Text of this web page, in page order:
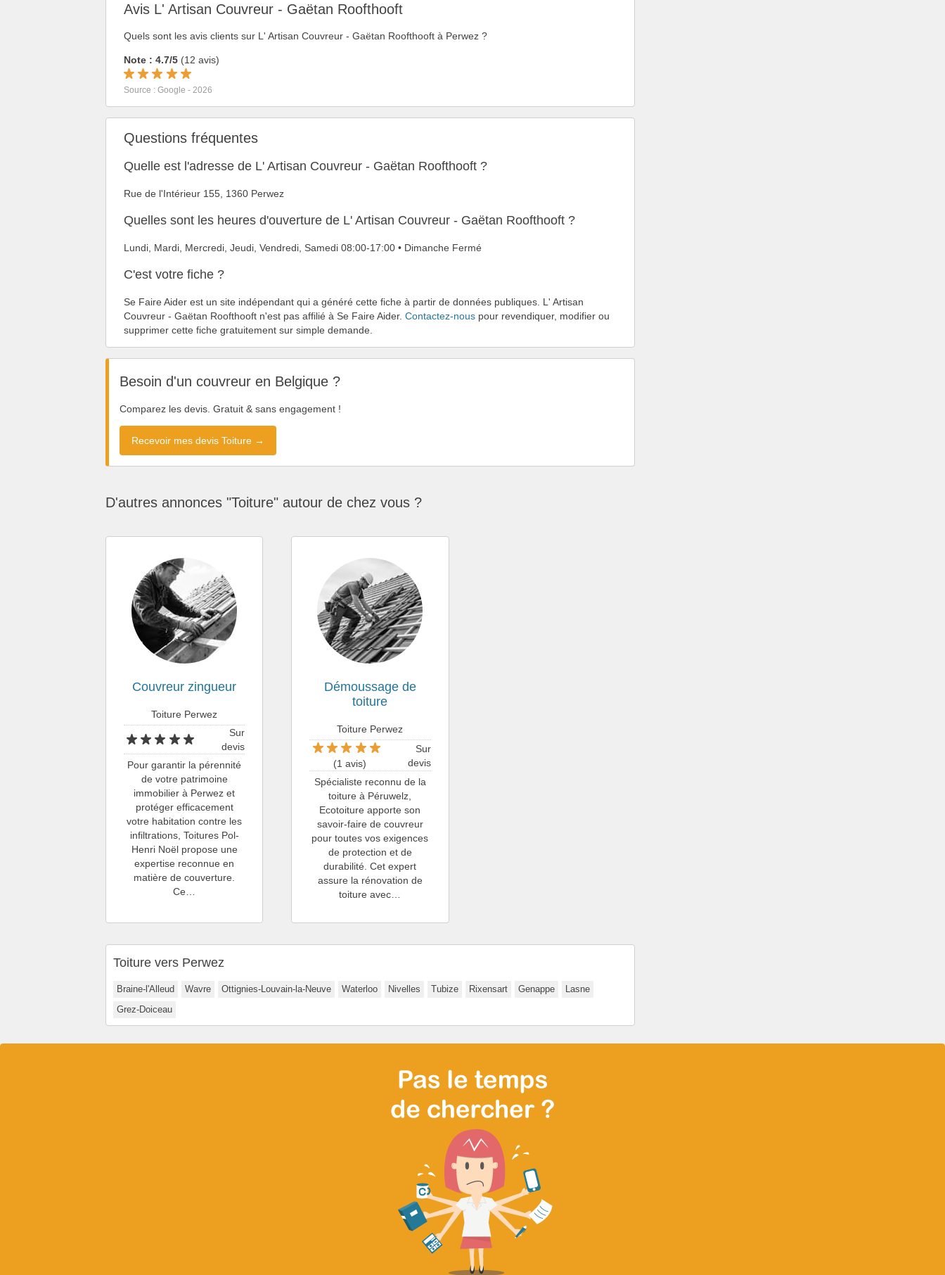
Avis L' Artisan Couvreur - Gaëtan Roofthooft
Quels sont les avis clients sur L' Artisan Couvreur - Gaëtan Roofthooft à Perwez ?
Note : 4.7/5 (12 avis)
Source : Google - 2026
Questions fréquentes
Quelle est l'adresse de L' Artisan Couvreur - Gaëtan Roofthooft ?
Rue de l'Intérieur 155, 1360 Perwez
Quelles sont les heures d'ouverture de L' Artisan Couvreur - Gaëtan Roofthooft ?
Lundi, Mardi, Mercredi, Jeudi, Vendredi, Samedi 08:00-17:00 • Dimanche Fermé
C'est votre fiche ?
Se Faire Aider est un site indépendant qui a généré cette fiche à partir de données publiques. L' Artisan
Couvreur - Gaëtan Roofthooft n'est pas affilié à Se Faire Aider. Contactez-nous pour revendiquer, modifier ou
supprimer cette fiche gratuitement sur simple demande.
Besoin d'un couvreur en Belgique ?
Comparez les devis. Gratuit & sans engagement !
Recevoir mes devis Toiture →
D'autres annonces "Toiture" autour de chez vous ?
Couvreur zingueur
Toiture Perwez
Sur
devis
Pour garantir la pérennité
de votre patrimoine
immobilier à Perwez et
protéger efficacement
votre habitation contre les
infiltrations, Toitures Pol-
Henri Noël propose une
expertise reconnue en
matière de couverture.
Ce…
Démoussage de
toiture
Toiture Perwez
(1 avis)
Sur
devis
Spécialiste reconnu de la
toiture à Péruwelz,
Ecotoiture apporte son
savoir-faire de couvreur
pour toutes vos exigences
de protection et de
durabilité. Cet expert
assure la rénovation de
toiture avec…
Toiture vers Perwez
Braine-l'Alleud Wavre Ottignies-Louvain-la-Neuve Waterloo Nivelles Tubize Rixensart Genappe
Lasne
Grez-Doiceau